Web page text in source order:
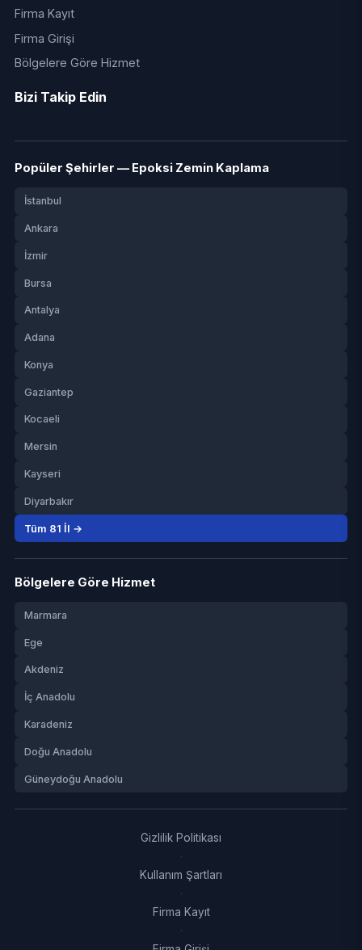
Firma Kayıt
Firma Girişi
Bölgelere Göre Hizmet
Bizi Takip Edin
Popüler Şehirler — Epoksi Zemin Kaplama
İstanbul
Ankara
İzmir
Bursa
Antalya
Adana
Konya
Gaziantep
Kocaeli
Mersin
Kayseri
Diyarbakır
Tüm 81 İl →
Bölgelere Göre Hizmet
Marmara
Ege
Akdeniz
İç Anadolu
Karadeniz
Doğu Anadolu
Güneydoğu Anadolu
Gizlilik Politikası
·
Kullanım Şartları
·
Firma Kayıt
·